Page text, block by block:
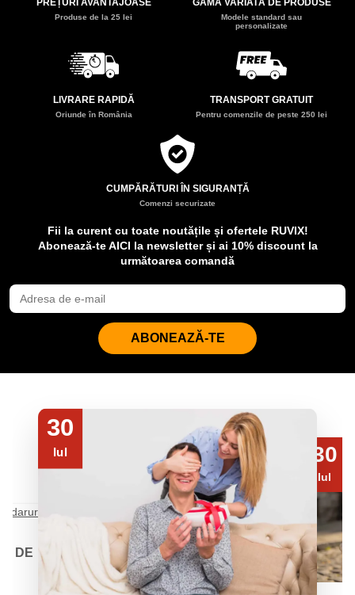
PREȚURI AVANTAJOASE
Produse de la 25 lei
GAMĂ VARIATĂ DE PRODUSE
Modele standard sau
personalizate
LIVRARE RAPIDĂ
Oriunde în România
TRANSPORT GRATUIT
Pentru comenzile de peste 250 lei
CUMPĂRĂTURI ÎN SIGURANȚĂ
Comenzi securizate
Fii la curent cu toate noutățile și ofertele RUVIX!
Abonează-te AICI la newsletter și ai 10% discount la
următoarea comandă
ABONEAZĂ-TE
DE
30
Iul 30
Iul